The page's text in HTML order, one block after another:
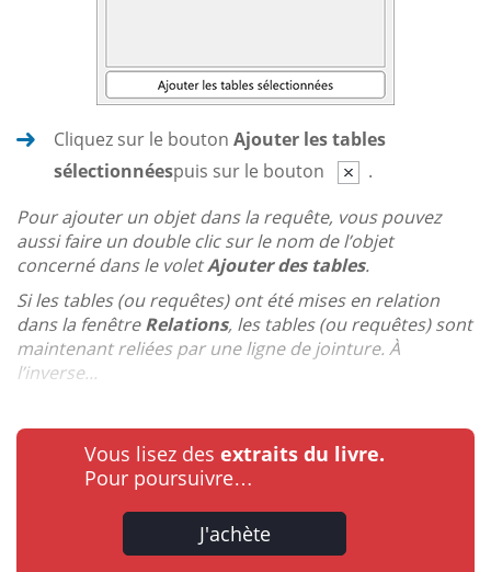
Cliquez sur le bouton Ajouter les tables
sélectionnéespuis sur le bouton
.
Pour ajouter un objet dans la requête, vous pouvez
aussi faire un double clic sur le nom de l’objet
concerné dans le voletAjouter des tables.
Si les tables (ou requêtes) ont été mises en relation
dans la fenêtreRelations, les tables (ou requêtes) sont
maintenant reliées par une ligne de jointure. À
l’inverse...
Vous lisez des extraits du livre.
Pour poursuivre…
J'achète